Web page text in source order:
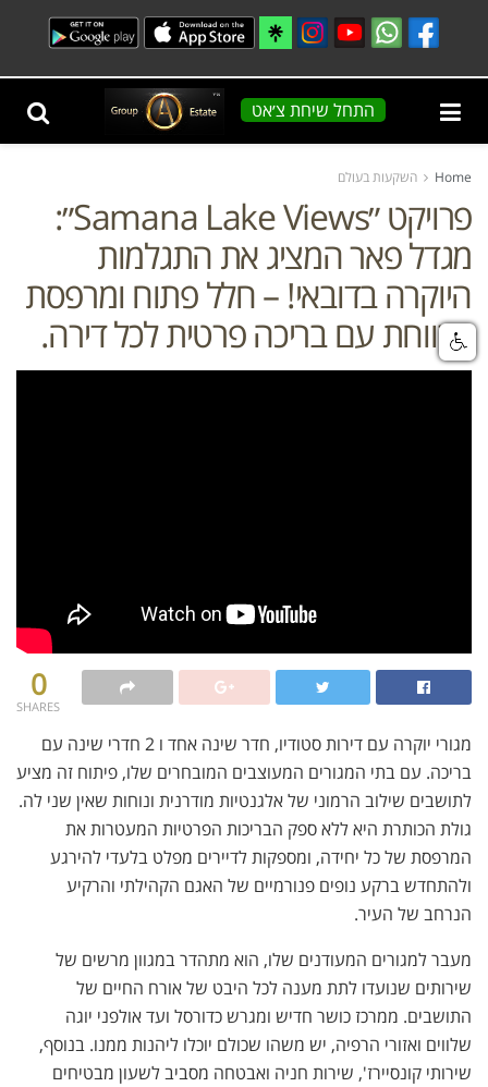
התחל שיחת צ׳אט
Home השקעות בעולם
פרויקט ״Samana Lake Views״:
מגדל פאר המציג את התגלמות
היוקרה בדובאי! – חלל פתוח ומרפסת
מרווחת עם בריכה פרטית לכל דירה.
0
SHARES
מגורי יוקרה עם דירות סטודיו, חדר שינה אחד ו 2 חדרי שינה עם
בריכה. עם בתי המגורים המעוצבים המובחרים שלו, פיתוח זה מציע
לתושבים שילוב הרמוני של אלגנטיות מודרנית ונוחות שאין שני לה.
גולת הכותרת היא ללא ספק הבריכות הפרטיות המעטרות את
המרפסת של כל יחידה, ומספקות לדיירים מפלט בלעדי להירגע
ולהתחדש ברקע נופים פנורמיים של האגם הקהילתי והרקיע
הנרחב של העיר.
מעבר למגורים המעודנים שלו, הוא מתהדר במגוון מרשים של
שירותים שנועדו לתת מענה לכל היבט של אורח החיים של
התושבים. ממרכז כושר חדיש ומגרש כדורסל ועד אולפני יוגה
שלווים ואזורי הרפיה, יש משהו שכולם יוכלו ליהנות ממנו. בנוסף,
שירותי קונסיירז', שירות חניה ואבטחה מסביב לשעון מבטיחים